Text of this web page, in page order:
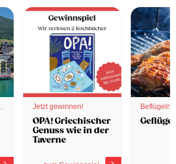
Jetzt gewinnen!
OPA! Griechischer
Genuss wie in der
Taverne